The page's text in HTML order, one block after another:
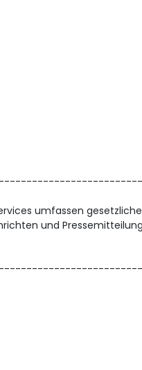
umfassen gesetzliche
und